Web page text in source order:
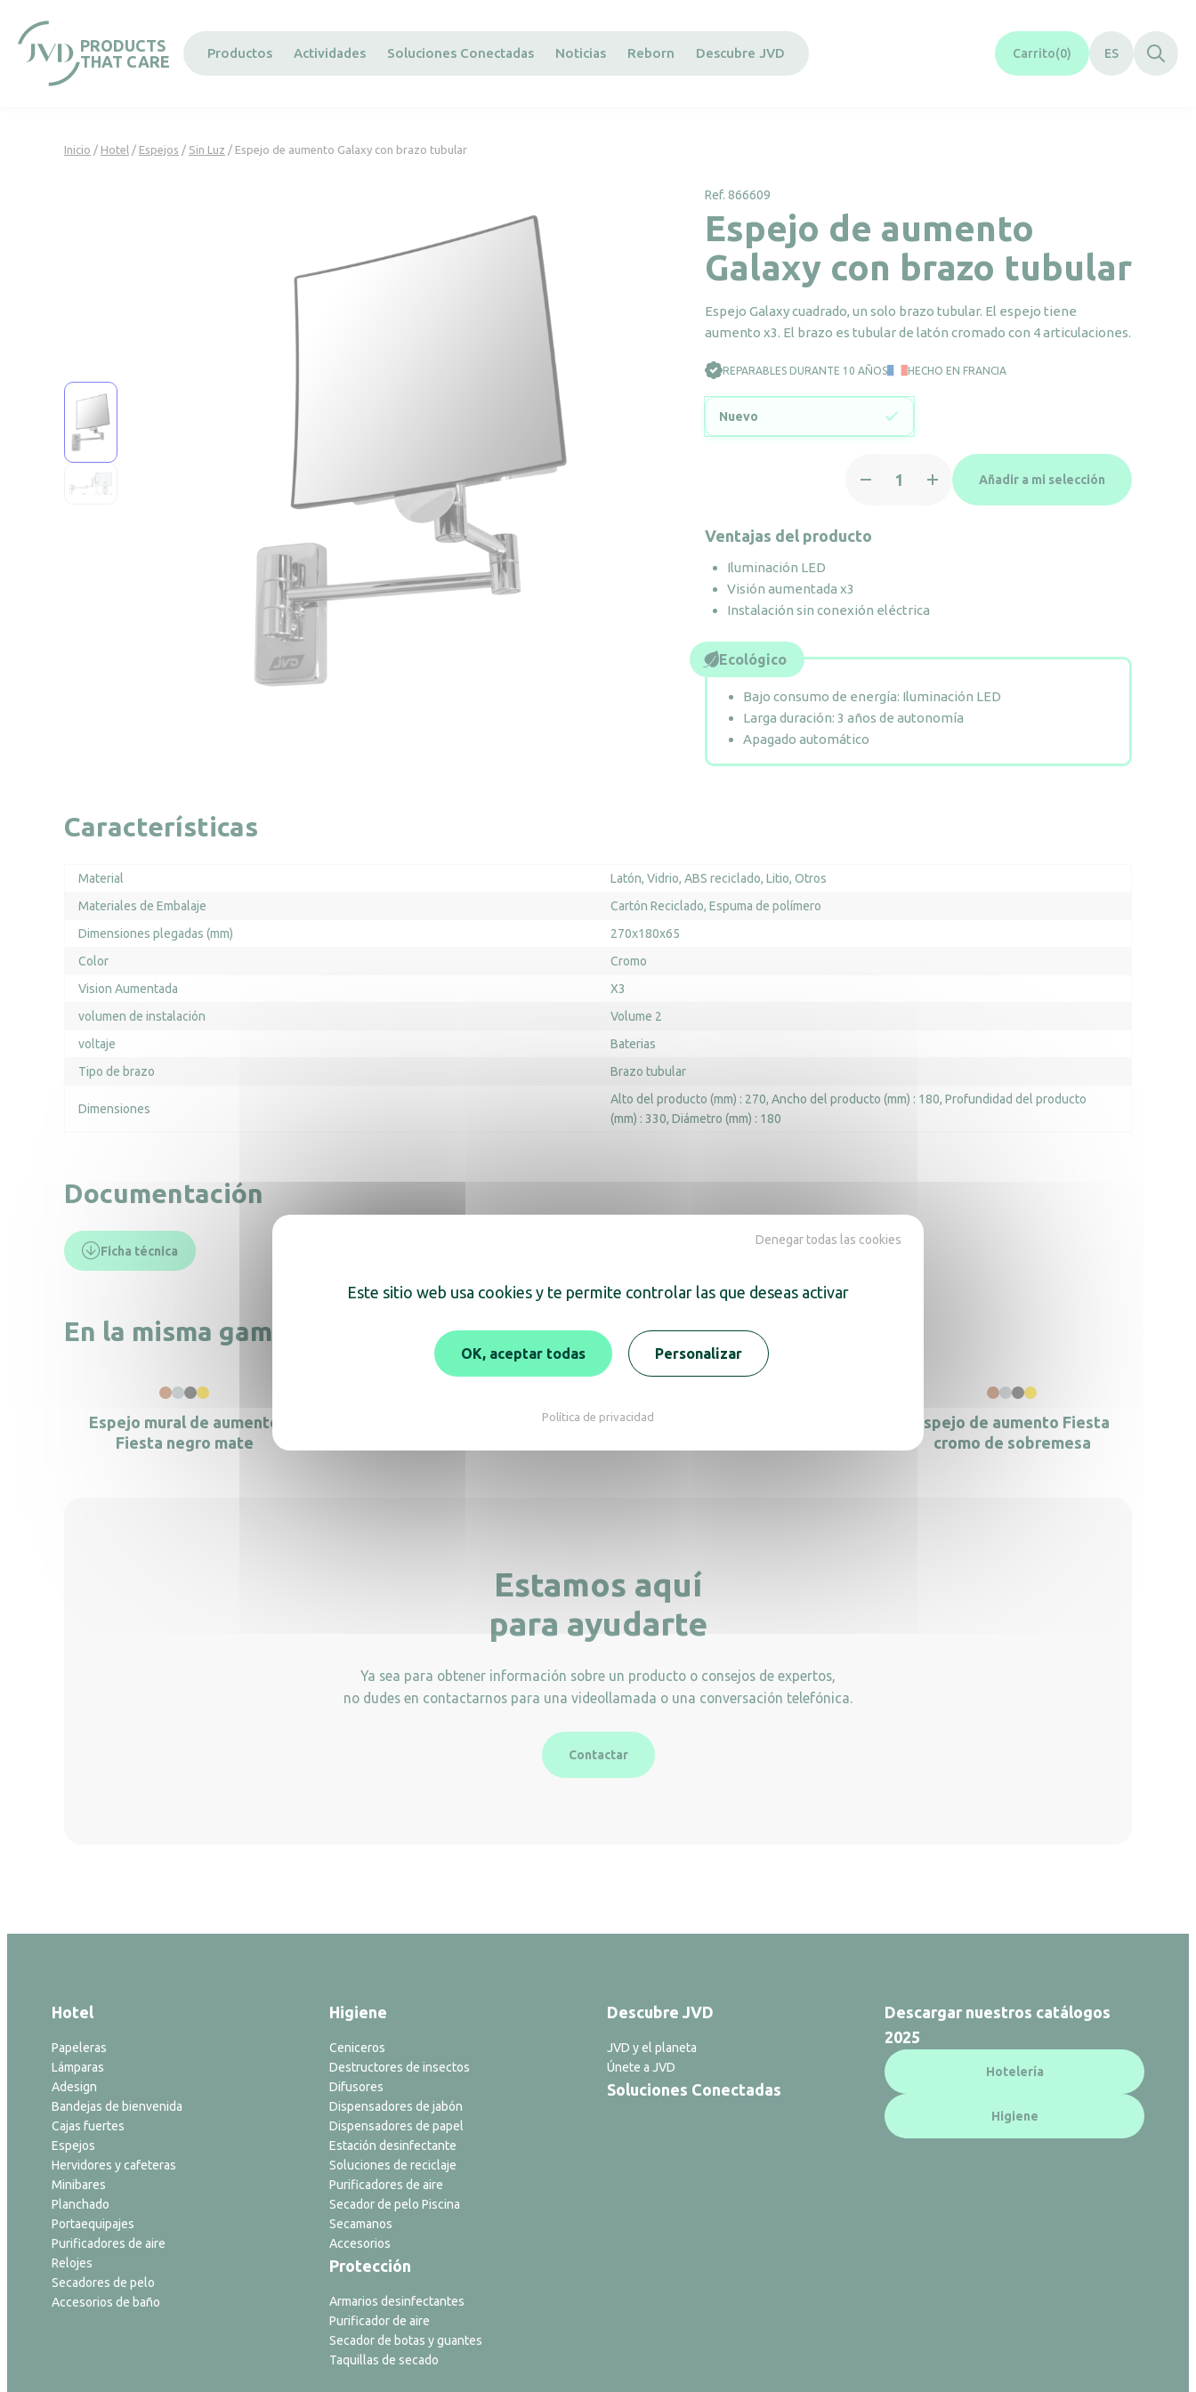
PRODUCTS
THAT CARE
Productos Actividades Soluciones Conectadas Noticias Reborn Descubre JVD Carrito 0 ES
Inicio / Hotel / Espejos / Sin Luz / Espejo de aumento Galaxy con brazo tubular
Ref. 866609
Espejo de aumento
Galaxy con brazo tubular
Espejo Galaxy cuadrado, un solo brazo tubular. El espejo tiene
aumento x3. El brazo es tubular de latón cromado con 4 articulaciones.
REPARABLES DURANTE 10 AÑOS HECHO EN FRANCIA
Nuevo
Galaxy
tubular
cantidad
Añadir a mi selección
Ventajas del producto
Iluminación LED
Visión aumentada x3
Instalación sin conexión eléctrica
Ecológico
Bajo consumo de energía: Iluminación LED
Larga duración: 3 años de autonomía
Apagado automático
Características
Material Latón Vidrio ABS reciclado Litio Otros
Materiales de Embalaje
Cartón Reciclado Espuma de polímero
Dimensiones plegadas (mm)
270x180x65
Color
Cromo
Vision Aumentada
X3
volumen de instalación
Volume 2
voltaje
Baterias
Tipo de brazo
Brazo tubular
Dimensiones
Alto del producto (mm) : 270 Ancho del producto (mm) : 180 Profundidad del producto
(mm) : 330 Diámetro (mm) : 180
Documentación
Ficha técnica
En la misma gama, descubra también
Espejo mural de aumento
Fiesta negro mate
Espejo de aumento Fiesta
Espejo de aumento Fiesta
cromo de sobremesa
Estamos aquí
para ayudarte
Ya sea para obtener información sobre un producto o consejos de expertos,
no dudes en contactarnos para una videollamada o una conversación telefónica.
Contactar
Hotel
Papeleras
Lámparas
Adesign
Bandejas de bienvenida
Cajas fuertes
Espejos
Hervidores y cafeteras
Minibares
Planchado
Portaequipajes
Purificadores de aire
Relojes
Secadores de pelo
Accesorios de baño
Higiene
Ceniceros
Destructores de insectos
Difusores
Dispensadores de jabón
Dispensadores de papel
Estación desinfectante
Soluciones de reciclaje
Purificadores de aire
Secador de pelo Piscina
Secamanos
Accesorios
Protección
Armarios desinfectantes
Purificador de aire
Secador de botas y guantes
Taquillas de secado
Descubre JVD
JVD y el planeta
Únete a JVD
Soluciones Conectadas
Descargar nuestros catálogos
2025
Hotelería
Higiene
Este sitio web usa cookies y te permite controlar las que deseas activar
OK, aceptar todas
Denegar todas las cookies
Personalizar
Política de privacidad